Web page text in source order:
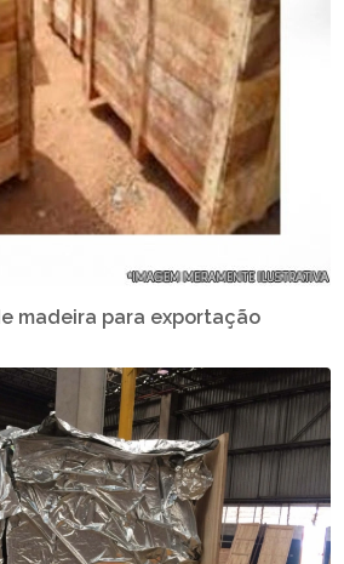
madeira para exportação